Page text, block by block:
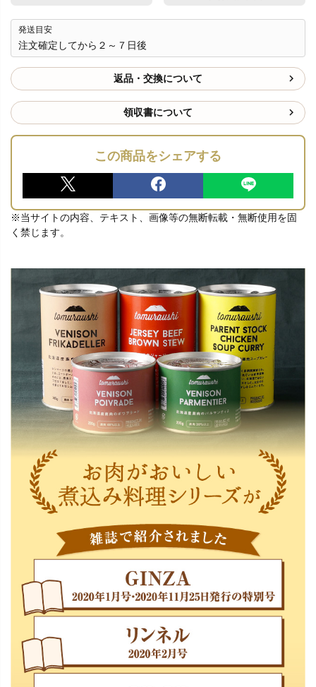
発送目安
注文確定してから２～７日後
返品・交換について
領収書について
この商品をシェアする
※当サイトの内容、テキスト、画像等の無断転載・無断使用を固
く禁じます。